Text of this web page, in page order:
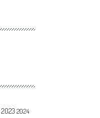
2023 2024